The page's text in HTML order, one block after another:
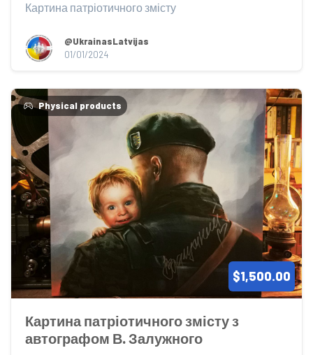
Картина патріотичного змісту
@UkrainasLatvijas
01/01/2024
Physical products
$1,500.00
Картина патріотичного змісту з
автографом В. Залужного